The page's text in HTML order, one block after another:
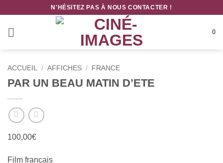
contenu
N'HÉSITEZ PAS À NOUS CONTACTER !
0
ACCUEIL / AFFICHES / FRANCE
PAR UN BEAU MATIN D’ETE
100,00€
Film français